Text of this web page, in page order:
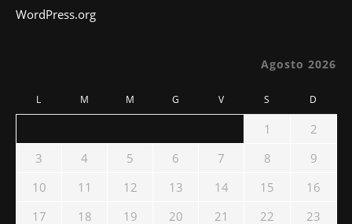
WordPress.org
Agosto 2026
L M M G V S D
1
2
3
4 5 6 7 8
9
10
11 12 13 14 15
16
17
18 19 20 21 22 23